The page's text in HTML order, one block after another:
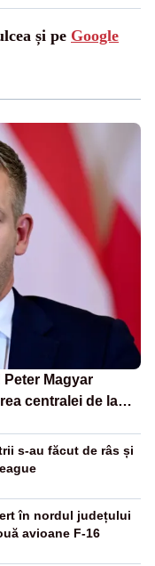
și pe Google
Magyar
centralei de la
s-au făcut de râs și
în nordul județului
avioane F-16